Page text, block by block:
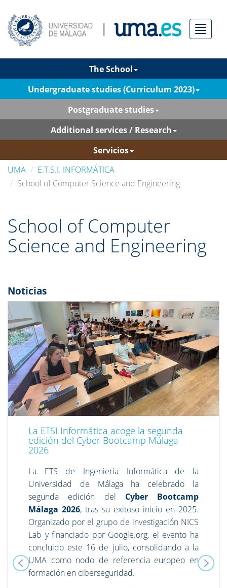
Menú
The School
Undergraduate studies (Curriculum 2023)
Postgraduate studies
Additional services / Research
Servicios
UMA
E.T.S.I. INFORMÁTICA
School of Computer Science and Engineering
School of Computer
Science and Engineering
Noticias
La ETSI Informática acoge la segunda
edición del Cyber Bootcamp Málaga
2026
La ETS de Ingeniería Informática de la
Universidad de Málaga ha celebrado la
segunda edición del Cyber Bootcamp
Málaga 2026, tras su exitoso inicio en 2025.
Organizado por el grupo de investigación NICS
Lab y financiado por Google.org, el evento ha
concluido este 16 de julio, consolidando a la
UMA como nodo de referencia europeo en
formación en ciberseguridad.
Previous Next